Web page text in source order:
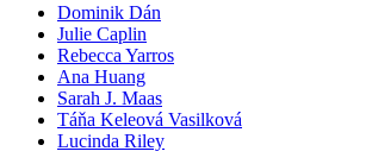
Dominik Dán
Julie Caplin
Rebecca Yarros
Ana Huang
Sarah J. Maas
Táňa Keleová Vasilková
Lucinda Riley